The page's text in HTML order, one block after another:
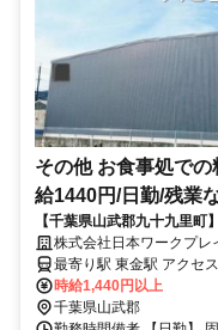
その他 お食事処で
給1440円/日勤/残業
【千葉県山武郡九十九里町
時給1440円/日勤/残業なし
株式会社日本ワークプレ
最寄り駅
時給1,440円以上
千葉県山武郡